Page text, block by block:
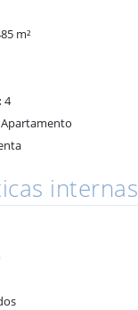
m²
4
Apartamento
internas